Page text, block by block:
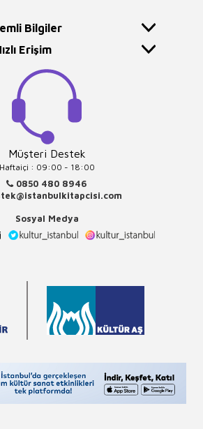
Bilgiler
Erişim
Müşteri Destek
Haftaiçi : 09:00 - 18:00
0850 480 8946
Sosyal Medya